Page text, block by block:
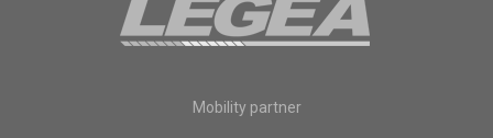
Mobility partner